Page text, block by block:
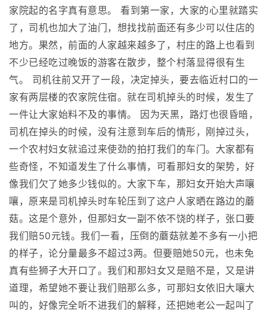
家院起的名字真有意思。 看到第一家，大家的心里就踏实
了，司机也加大了油门，想找找前面还有多少可以住店的
地方。果然，前面的人家越来越多了，村庄的路上也看到
不少已经吃过晚饭的游客在散步，整个村落显得很有生
气。 司机往前又开了一段，决定掉头，要去临近村口的一
家有两层楼的农家院住宿。就在司机掉头的时候，发生了
一件让大家始料不及的事情。 因为天黑，路灯也很昏暗，
司机在掉头的时候，没有注意到车后的情形，刚掉过头，
一个农村妇女就追过来使劲的拍打我们的车门。大家都有
些奇怪，不知道发生了什么事情，可看那妇女的架势，好
像我们欠了她多少钱似的。大家下车，那妇女开始大声嚷
嚷，原来是司机掉头时车轮压到了这户人家晒在路边的蘑
菇。这是个意外，但那妇女一副不依不饶的样子，张口要
我们赔50元钱。我们一看，压倒的蘑菇就差不多有一小把
的样子，论分量最多不超过3两。但要赔她50元，也未免
真有些狮子大开口了。我们和那妇女又是赔不是，又是讲
道理，希望她不要让我们赔那么多，可那妇女依旧大嚷大
叫的，好像完全听不进我们的解释，还把她老公一起叫了